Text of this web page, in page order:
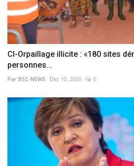
CI-Orpaillage illicite : «180 sites
personnes...
Par BSC-NEWS Dec 10, 2020 0